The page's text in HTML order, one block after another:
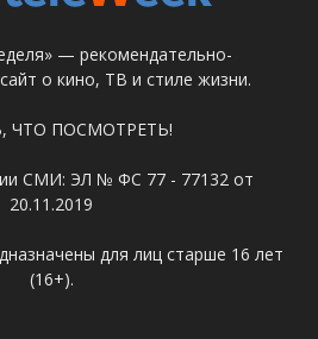
— рекомендательно-
о кино, ТВ и стиле жизни.
ЧТО ПОСМОТРЕТЬ!
СМИ: ЭЛ № ФС 77 - 77132 от
20.11.2019
для лиц старше 16 лет
(16+).